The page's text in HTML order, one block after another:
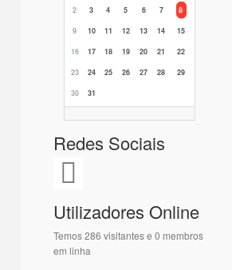
2
3 4 5 6 7
8
9
10 11 12 13 14
15
16
17 18 19 20 21
22
23
24 25 26 27 28
29
30
31
Redes Sociais
Utilizadores Online
Temos 286 visitantes e 0 membros
em linha